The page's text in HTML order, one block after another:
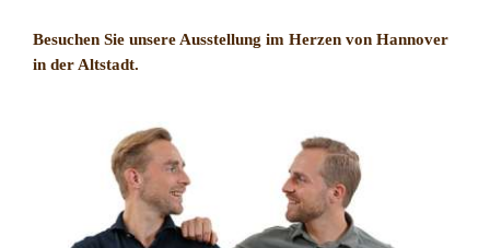
Besuchen Sie unsere Ausstellung im Herzen von Hannover
in der Altstadt.